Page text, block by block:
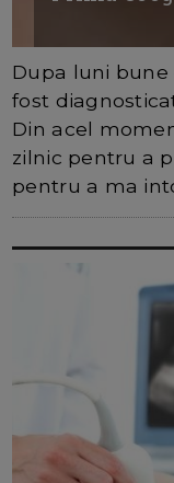
Dupa luni bune
fost
Din acel
zilnic pentru a
pentru a ma